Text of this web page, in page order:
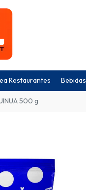
Restaurantes Bebidas
500 g